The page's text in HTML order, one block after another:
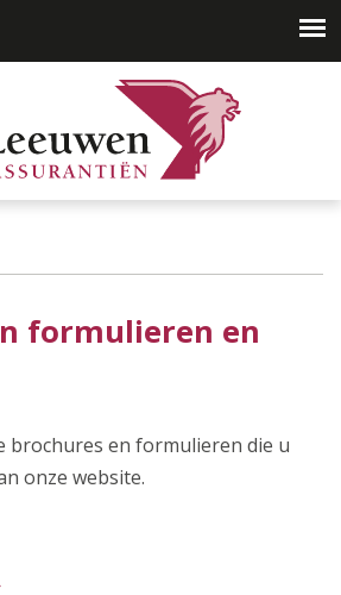
formulieren en
brochures en formulieren die u
onze website.